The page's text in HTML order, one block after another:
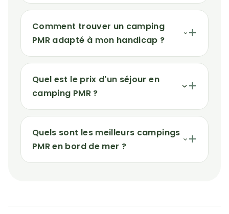
Comment trouver un camping
PMR adapté à mon handicap ?
Quel est le prix d'un séjour en
camping PMR ?
Quels sont les meilleurs campings
PMR en bord de mer ?